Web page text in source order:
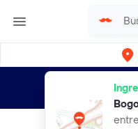
envíos